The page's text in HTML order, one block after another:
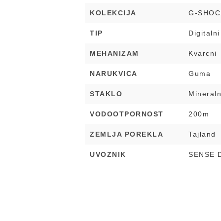
KOLEKCIJA G-
TIP Digitalni
MEHANIZAM Kvarcni
NARUKVICA Guma
STAKLO
VODOOTPORNOST 200m
ZEMLJA POREKLA Tajland
UVOZNIK SENSE